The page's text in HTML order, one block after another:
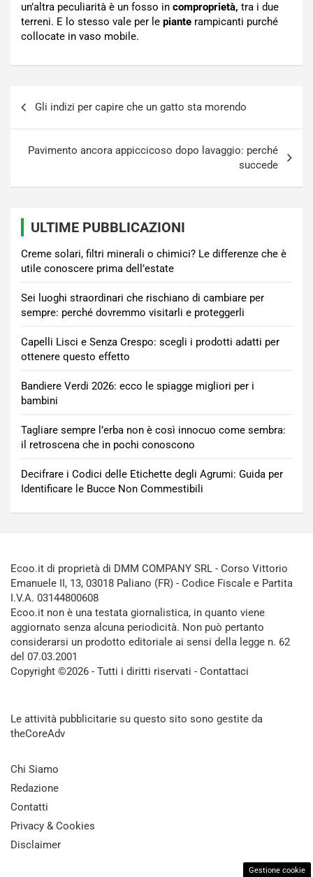
un’altra peculiarità è un fosso in comproprietà, tra i due
terreni. E lo stesso vale per le piante rampicanti purché
collocate in vaso mobile.
Gli indizi per capire che un gatto sta morendo
Pavimento ancora appiccicoso dopo lavaggio: perché
succede
ULTIME PUBBLICAZIONI
Creme solari, filtri minerali o chimici? Le differenze che è
utile conoscere prima dell’estate
Sei luoghi straordinari che rischiano di cambiare per
sempre: perché dovremmo visitarli e proteggerli
Capelli Lisci e Senza Crespo: scegli i prodotti adatti per
ottenere questo effetto
Bandiere Verdi 2026: ecco le spiagge migliori per i
bambini
Tagliare sempre l’erba non è così innocuo come sembra:
il retroscena che in pochi conoscono
Decifrare i Codici delle Etichette degli Agrumi: Guida per
Identificare le Bucce Non Commestibili
Ecoo.it di proprietà di DMM COMPANY SRL - Corso Vittorio
Emanuele II, 13, 03018 Paliano (FR) - Codice Fiscale e Partita
I.V.A. 03144800608
Ecoo.it non è una testata giornalistica, in quanto viene
aggiornato senza alcuna periodicità. Non può pertanto
considerarsi un prodotto editoriale ai sensi della legge n. 62
del 07.03.2001
Copyright ©2026 - Tutti i diritti riservati - Contattaci
Le attività pubblicitarie su questo sito sono gestite da
theCoreAdv
Chi Siamo
Redazione
Contatti
Privacy & Cookies
Disclaimer
Gestione cookie